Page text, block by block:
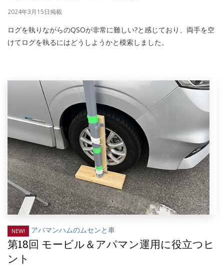
2024年3月15日掲載
ログを執りながらのQSOが非常に難しい?と感じており、両手を空
けてログを執るにはどうしようかと模索しました。
NEW! アパマンハムのムセンと車
第18回 モービル＆アパマン運用に役立つヒ
ント